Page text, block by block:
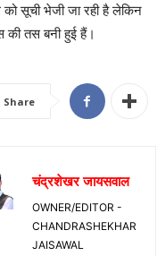
को सूची भेजी जा रही है लेकिन
की तस बनी हुई हैं।
Share
चंद्रशेखर जायसवाल
OWNER/EDITOR -
CHANDRASHEKHAR
JAISAWAL